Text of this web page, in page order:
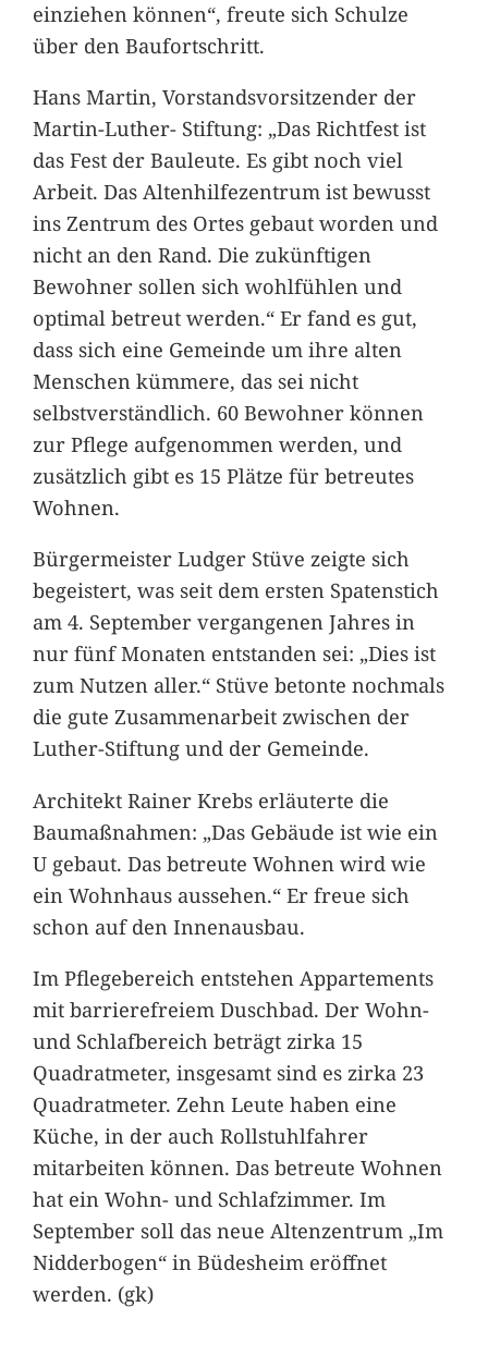
einziehen können“, freute sich Schulze
über den Baufortschritt.
Hans Martin, Vorstandsvorsitzender der
Martin-Luther- Stiftung: „Das Richtfest ist
das Fest der Bauleute. Es gibt noch viel
Arbeit. Das Altenhilfezentrum ist bewusst
ins Zentrum des Ortes gebaut worden und
nicht an den Rand. Die zukünftigen
Bewohner sollen sich wohlfühlen und
optimal betreut werden.“ Er fand es gut,
dass sich eine Gemeinde um ihre alten
Menschen kümmere, das sei nicht
selbstverständlich. 60 Bewohner können
zur Pflege aufgenommen werden, und
zusätzlich gibt es 15 Plätze für betreutes
Wohnen.
Bürgermeister Ludger Stüve zeigte sich
begeistert, was seit dem ersten Spatenstich
am 4. September vergangenen Jahres in
nur fünf Monaten entstanden sei: „Dies ist
zum Nutzen aller.“ Stüve betonte nochmals
die gute Zusammenarbeit zwischen der
Luther-Stiftung und der Gemeinde.
Architekt Rainer Krebs erläuterte die
Baumaßnahmen: „Das Gebäude ist wie ein
U gebaut. Das betreute Wohnen wird wie
ein Wohnhaus aussehen.“ Er freue sich
schon auf den Innenausbau.
Im Pflegebereich entstehen Appartements
mit barrierefreiem Duschbad. Der Wohn-
und Schlafbereich beträgt zirka 15
Quadratmeter, insgesamt sind es zirka 23
Quadratmeter. Zehn Leute haben eine
Küche, in der auch Rollstuhlfahrer
mitarbeiten können. Das betreute Wohnen
hat ein Wohn- und Schlafzimmer. Im
September soll das neue Altenzentrum „Im
Nidderbogen“ in Büdesheim eröffnet
werden. (gk)